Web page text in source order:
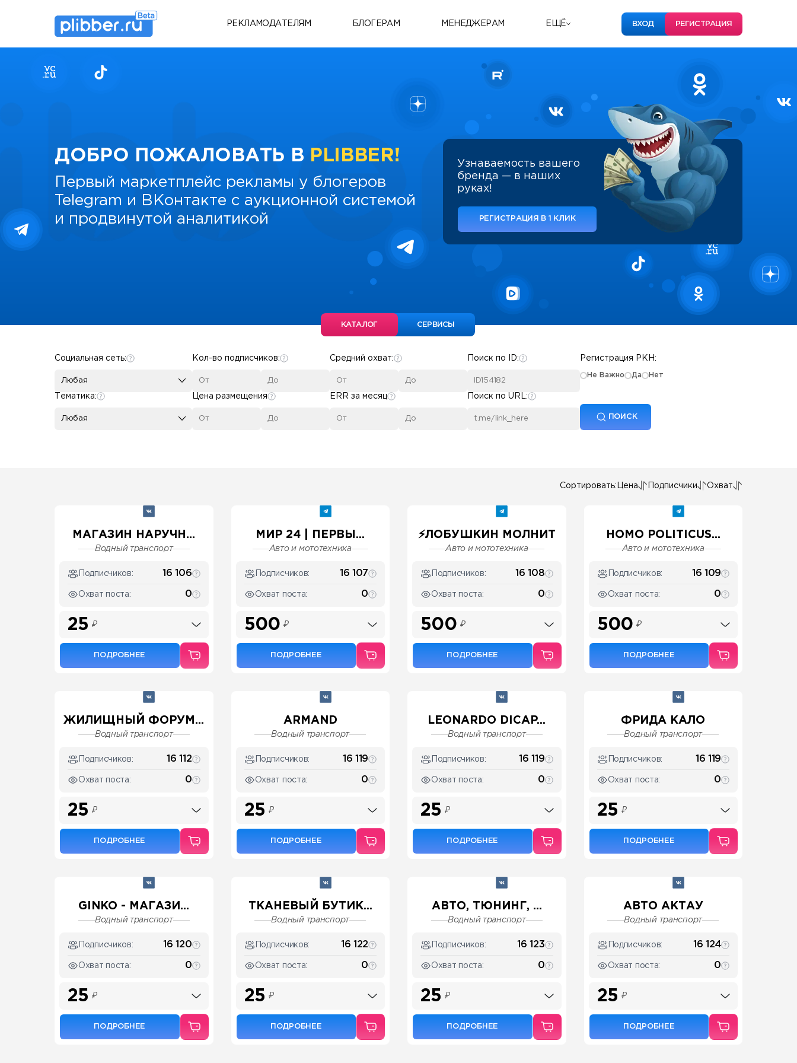
РЕКЛАМОДАТЕЛЯМ БЛОГЕРАМ МЕНЕДЖЕРАМ ЕЩЁ ВХОД РЕГИСТРАЦИЯ
ДОБРО ПОЖАЛОВАТЬ В PLIBBER!
Первый маркетплейс рекламы у блогеров
Telegram и ВКонтакте с аукционной системой
и продвинутой аналитикой
Узнаваемость вашего
бренда — в наших
руках!
РЕГИСТРАЦИЯ В 1 КЛИК
КАТАЛОГ СЕРВИСЫ
Тематика:
Любая
Социальная сеть:
Любая
Кол-во подписчиков:
Цена размещения
Средний охват:
ERR за месяц
Поиск по ID:
Поиск по URL:
Регистрация РКН:
Не Важно Да Нет
ПОИСК
Сортировать: Цена Подписчики Охват
МАГАЗИН НАРУЧН...
Водный транспорт
Подписчиков: 16 106
Охват поста: 0
25 ₽
ПОДРОБНЕЕ
МИР 24 | ПЕРВЫ...
Авто и мототехника
Подписчиков: 16 107
Охват поста: 0
500 ₽
ПОДРОБНЕЕ
⚡️ЛОБУШКИН МОЛНИТ
Авто и мототехника
Подписчиков: 16 108
Охват поста: 0
500 ₽
ПОДРОБНЕЕ
HOMO POLITICUS...
Авто и мототехника
Подписчиков: 16 109
Охват поста: 0
500 ₽
ПОДРОБНЕЕ
ЖИЛИЩНЫЙ ФОРУМ...
Водный транспорт
Подписчиков: 16 112
Охват поста: 0
25 ₽
ПОДРОБНЕЕ
ARMAND
Водный транспорт
Подписчиков: 16 119
Охват поста: 0
25 ₽
ПОДРОБНЕЕ
LEONARDO DICAP...
Водный транспорт
Подписчиков: 16 119
Охват поста: 0
25 ₽
ПОДРОБНЕЕ
ФРИДА КАЛО
Водный транспорт
Подписчиков: 16 119
Охват поста: 0
25 ₽
ПОДРОБНЕЕ
GINKO - МАГАЗИ...
Водный транспорт
Подписчиков: 16 120
Охват поста: 0
25 ₽
ПОДРОБНЕЕ
ТКАНЕВЫЙ БУТИК...
Водный транспорт
Подписчиков: 16 122
Охват поста: 0
25 ₽
ПОДРОБНЕЕ
АВТО, ТЮНИНГ, ...
Водный транспорт
Подписчиков: 16 123
Охват поста: 0
25 ₽
ПОДРОБНЕЕ
АВТО АКТАУ
Водный транспорт
Подписчиков: 16 124
Охват поста: 0
25 ₽
ПОДРОБНЕЕ